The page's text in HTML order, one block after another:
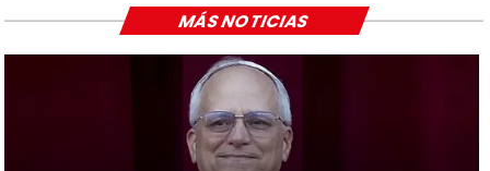
MÁS NOTICIAS